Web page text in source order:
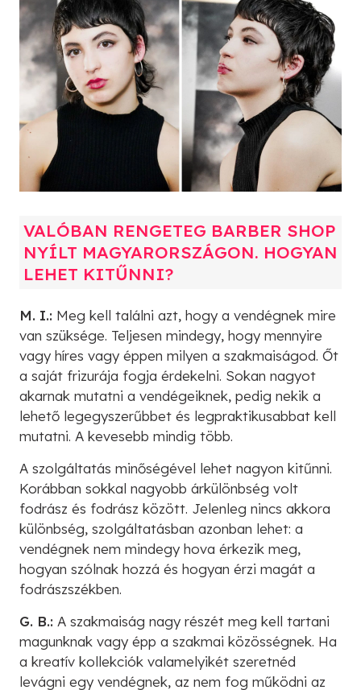
VALÓBAN RENGETEG BARBER SHOP
NYÍLT MAGYARORSZÁGON. HOGYAN
LEHET KITŰNNI?
M. I.: Meg kell találni azt, hogy a vendégnek mire
van szüksége. Teljesen mindegy, hogy mennyire
vagy híres vagy éppen milyen a szakmaiságod. Őt
a saját frizurája fogja érdekelni. Sokan nagyot
akarnak mutatni a vendégeiknek, pedig nekik a
lehető legegyszerűbbet és legpraktikusabbat kell
mutatni. A kevesebb mindig több.
A szolgáltatás minőségével lehet nagyon kitűnni.
Korábban sokkal nagyobb árkülönbség volt
fodrász és fodrász között. Jelenleg nincs akkora
különbség, szolgáltatásban azonban lehet: a
vendégnek nem mindegy hova érkezik meg,
hogyan szólnak hozzá és hogyan érzi magát a
fodrászszékben.
G. B.: A szakmaiság nagy részét meg kell tartani
magunknak vagy épp a szakmai közösségnek. Ha
a kreatív kollekciók valamelyikét szeretnéd
levágni egy vendégnek, az nem fog működni az